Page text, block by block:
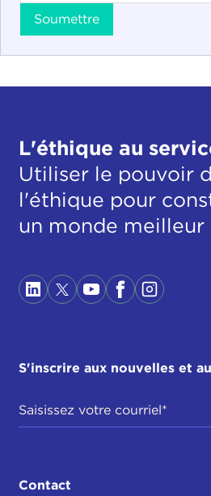
Soumettre
L'éthique au
Utiliser le pouvoir
l'éthique pour
un monde meilleur
S'inscrire aux nouvelles et
Contact